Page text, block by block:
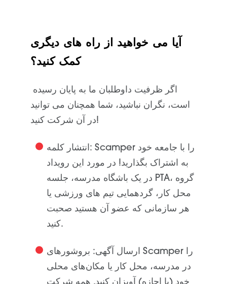
آیا می خواهید از راه های دیگری
کمک کنید؟
اگر ظرفیت داوطلبان ما به پایان رسیده
است، نگران نباشید، شما همچنان می توانید
در آن شرکت کنید!
انتشار کلمه: Scamper را با جامعه خود
به اشتراک بگذارید! در مورد این رویداد
در یک باشگاه مدرسه، جلسه PTA، گروه
محل کار، گردهمایی تیم های ورزشی یا
هر سازمانی که عضو آن هستید صحبت
کنید.
ارسال آگهی: بروشورهای Scamper را
در مدرسه، محل کار یا مکان‌های محلی